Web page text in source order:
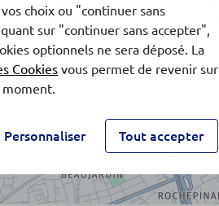
choix ou "continuer sans
sur "continuer sans accepter",
optionnels ne sera déposé. La
Cookies vous permet de revenir sur
moment.
Personnaliser Tout accepter